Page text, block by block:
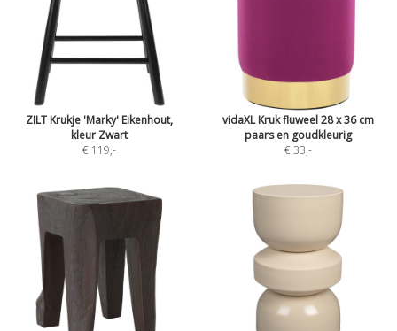
ZILT Krukje 'Marky' Eikenhout,
kleur Zwart
€ 119,-
vidaXL Kruk fluweel 28 x 36 cm
paars en goudkleurig
€ 33,-